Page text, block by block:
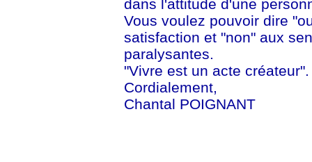
dans l'attitude d'une
Vous voulez pouvoir dire
satisfaction et "non" aux
paralysantes.
"Vivre est un acte créateur".
Cordialement,
Chantal POIGNANT